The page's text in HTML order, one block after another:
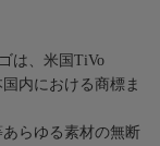
は、米国TiVo
内における商標ま
らゆる素材の無断